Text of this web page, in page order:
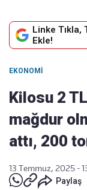
Linke Tıkla,
Ekle!
EKONOMI
Kilosu 2
mağdur
attı, 200
13 Temmuz, 2025 -
Paylaş